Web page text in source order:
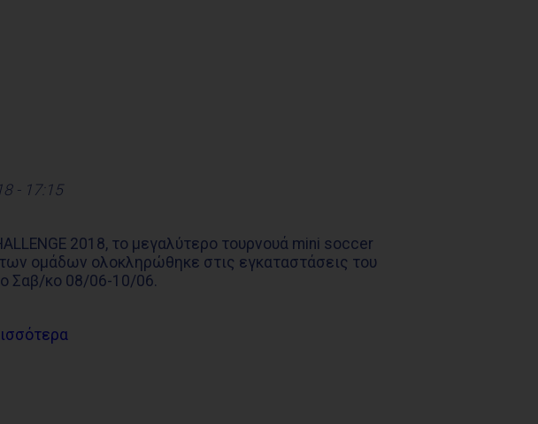
- 17:15
2018, το μεγαλύτερο τουρνουά mini soccer
ομάδων ολοκληρώθηκε στις εγκαταστάσεις του
Σαβ/κο 08/06-10/06.